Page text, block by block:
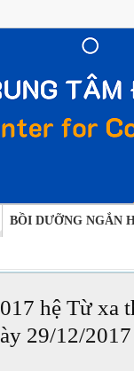
BỒI DƯỠNG NGẮN
hệ Từ xa
29/12/2017